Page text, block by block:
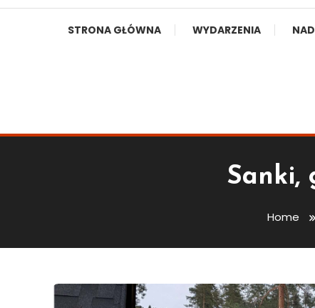
STRONA GŁÓWNA WYDARZENIA
Sanki,
Home